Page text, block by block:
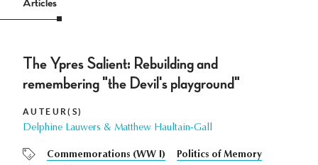
Articles
The Ypres Salient: Rebuilding and
remembering "the Devil's playground"
AUTEUR(S)
Delphine Lauwers & Matthew Haultain-Gall
Commemorations (WW I)
Politics of Memory